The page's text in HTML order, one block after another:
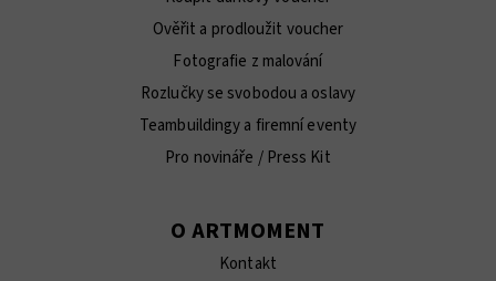
Ověřit a prodloužit voucher
Fotografie z malování
Rozlučky se svobodou a oslavy
Teambuildingy a firemní eventy
Pro novináře / Press Kit
O ARTMOMENT
Kontakt